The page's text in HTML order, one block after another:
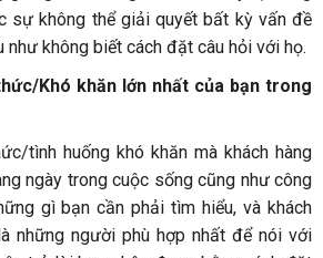
sự không thể giải quyết bất kỳ vấn đề
như không biết cách đặt câu hỏi với họ.
Khó khăn lớn nhất của bạn trong
tình huống khó khăn mà khách hàng
ngày trong cuộc sống cũng như công
gì bạn cần phải tìm hiểu, và khách
những người phù hợp nhất để nói với